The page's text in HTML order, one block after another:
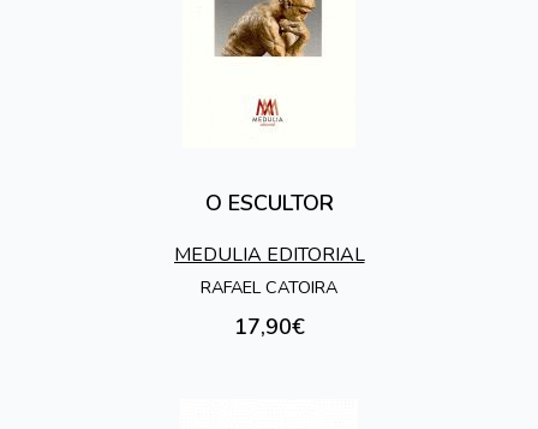
O ESCULTOR
MEDULIA EDITORIAL
RAFAEL CATOIRA
17,90€